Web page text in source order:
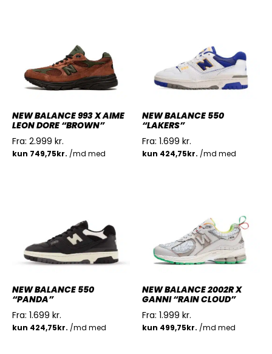
NEW BALANCE 993 X AIME
LEON DORE “BROWN”
Fra: 2.999 kr.
NEW BALANCE 550
“LAKERS”
Fra: 1.699 kr.
NEW BALANCE 550
“PANDA”
Fra: 1.699 kr.
NEW BALANCE 2002R X
GANNI “RAIN CLOUD”
Fra: 1.999 kr.